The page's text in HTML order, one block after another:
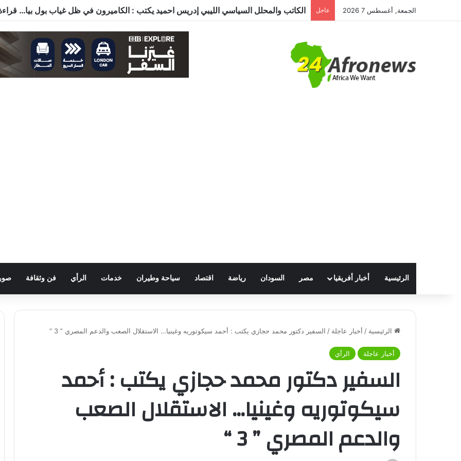
الجمعة, أغسطس 7 2026 عاجل
الرئيسية أخبار أفريقيا مصر السودان رياضة اقتصاد سياحة وطيران خدمات الرأي فن وثقافة
الرئيسية / أخبار عاجلة / السفير دكتور محمد حجازي يكتب : أحمد سيكوتوريه وغينيا… الاستقلال الصعب والدعم المصري ” 3 “
أخبار عاجلة الرأي
السفير دكتور محمد حجازي يكتب : أحمد
سيكوتوريه وغينيا… الاستقلال الصعب
والدعم المصري ” 3 “